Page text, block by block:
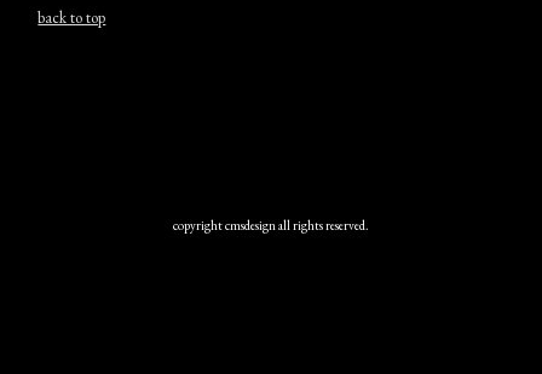
back to top
copyright cmsdesign all rights reserved.